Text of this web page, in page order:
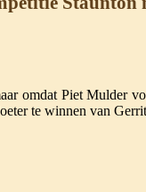
omdat Piet Mulder
te winnen van